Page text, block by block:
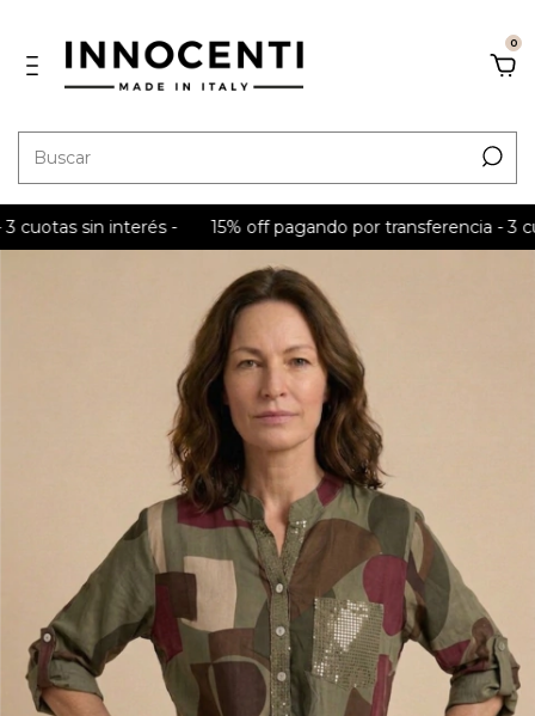
0
sin interés - 15% off pagando por transferencia - 3 cuotas